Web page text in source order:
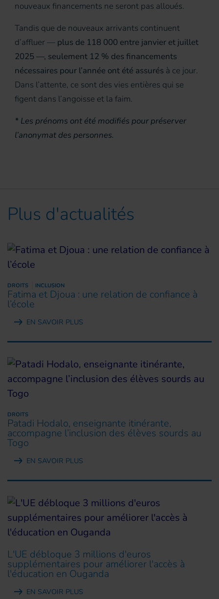
nouveaux financements ne seront pas alloués.
Tandis que de nouveaux arrivants continuent
d’affluer — plus de 118 000 entre janvier et juillet
2025 —, seulement 12 % des financements
nécessaires pour l’année ont été assurés à ce jour.
Dans l’attente, ce sont des vies entières qui se
figent dans l’angoisse et la faim.
* Les prénoms ont été modifiés pour préserver
l’anonymat des personnes.
Plus d'actualités
DROITS INCLUSION
Fatima et Djoua : une relation de confiance à
l’école
EN SAVOIR PLUS
DROITS
Patadi Hodalo, enseignante itinérante,
accompagne l’inclusion des élèves sourds au
Togo
EN SAVOIR PLUS
L'UE débloque 3 millions d'euros
supplémentaires pour améliorer l'accès à
l'éducation en Ouganda
EN SAVOIR PLUS